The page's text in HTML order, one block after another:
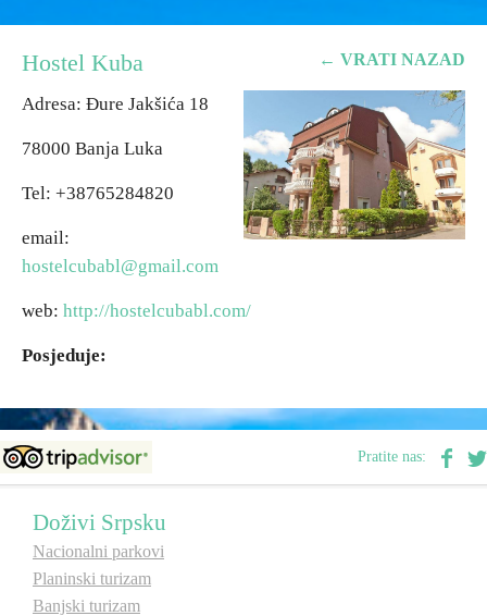
Planinski turizam
Banjski turizam
Avantura
Gastronomija
Lov i ribolov
Seoski turizam
← VRATI NAZAD
Hostel Kuba
Adresa: Đure Jakšića 18
78000 Banja Luka
Tel: +38765284820
email:
hostelcubabl@gmail.com
web: http://hostelcubabl.com/
Posjeduje:
Pratite nas:
Doživi Srpsku
Nacionalni parkovi
Planinski turizam
Banjski turizam